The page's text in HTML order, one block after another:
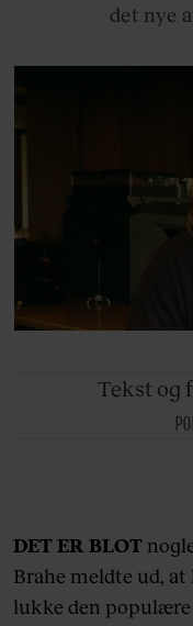
det nye
Tekst og
DET ER BLOT
Brahe meldte ud,
lukke den